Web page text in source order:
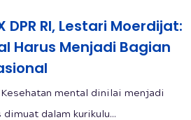
RI, Lestari Moerdijat:
Harus Menjadi Bagian
Kesehatan mental dinilai menjadi
dalam kurikulu...